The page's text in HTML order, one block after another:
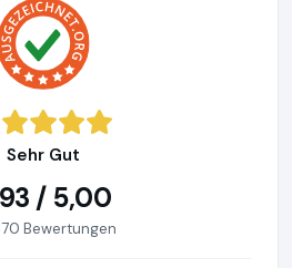
Sehr Gut
/ 5,00
Bewertungen